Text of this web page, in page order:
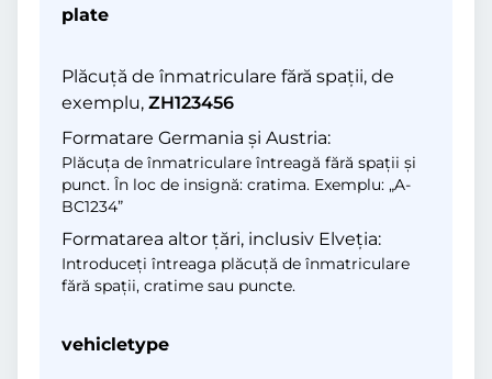
plate
Plăcuță de înmatriculare fără spații, de
exemplu, ZH123456
Formatare Germania și Austria:
Plăcuța de înmatriculare întreagă fără spații și
punct. În loc de insignă: cratima. Exemplu: „A-
BC1234”
Formatarea altor țări, inclusiv Elveția:
Introduceți întreaga plăcuță de înmatriculare
fără spații, cratime sau puncte.
vehicletype